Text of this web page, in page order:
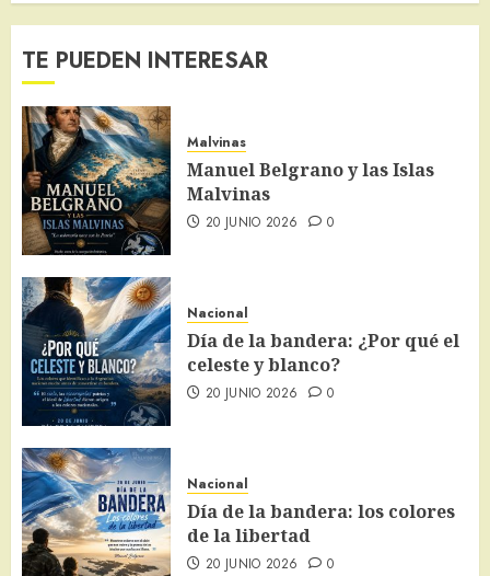
TE PUEDEN INTERESAR
Malvinas
Manuel Belgrano y las Islas
Malvinas
20 JUNIO 2026 0
Nacional
Día de la bandera: ¿Por qué el
celeste y blanco?
20 JUNIO 2026 0
Nacional
Día de la bandera: los colores
de la libertad
20 JUNIO 2026 0